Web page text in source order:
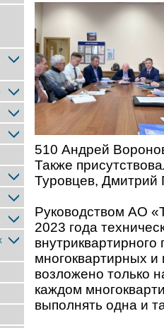
510 Андрей
Также
Туровцев, Дмитрий
Руководством АО
2023 года
многоквартирных
возложено только
каждом
выполнять одна и